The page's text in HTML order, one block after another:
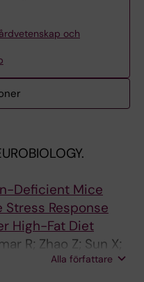
och
Deficient Mice
Response
High-Fat Diet
R; Zhao Z; Sun X;
Alla författare